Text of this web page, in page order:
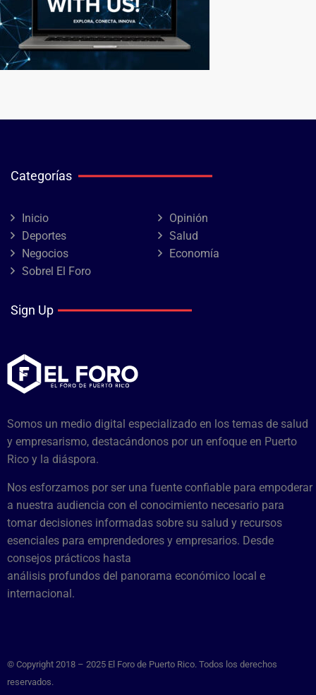
Categorías
Inicio
Opinión
Deportes
Salud
Negocios
Economía
Sobrel El Foro
Sign Up
Somos un medio digital especializado en los temas de salud
y empresarismo, destacándonos por un enfoque en Puerto
Rico y la diáspora.
Nos esforzamos por ser una fuente confiable para empoderar
a nuestra audiencia con el conocimiento necesario para
tomar decisiones informadas sobre su salud y recursos
esenciales para emprendedores y empresarios. Desde
consejos prácticos hasta
análisis profundos del panorama económico local e
internacional.
© Copyright 2018 – 2025 El Foro de Puerto Rico. Todos los derechos
reservados.